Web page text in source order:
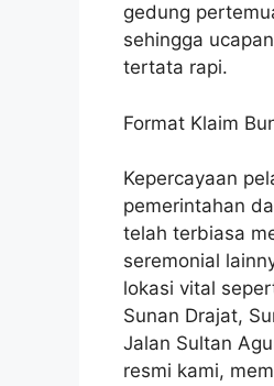
gedung
sehingga
tertata rapi.
Format Klaim
Kepercayaan
pemerintahan
telah terbiasa
seremonial
lokasi vital
Sunan Drajat,
Jalan Sultan
resmi kami,